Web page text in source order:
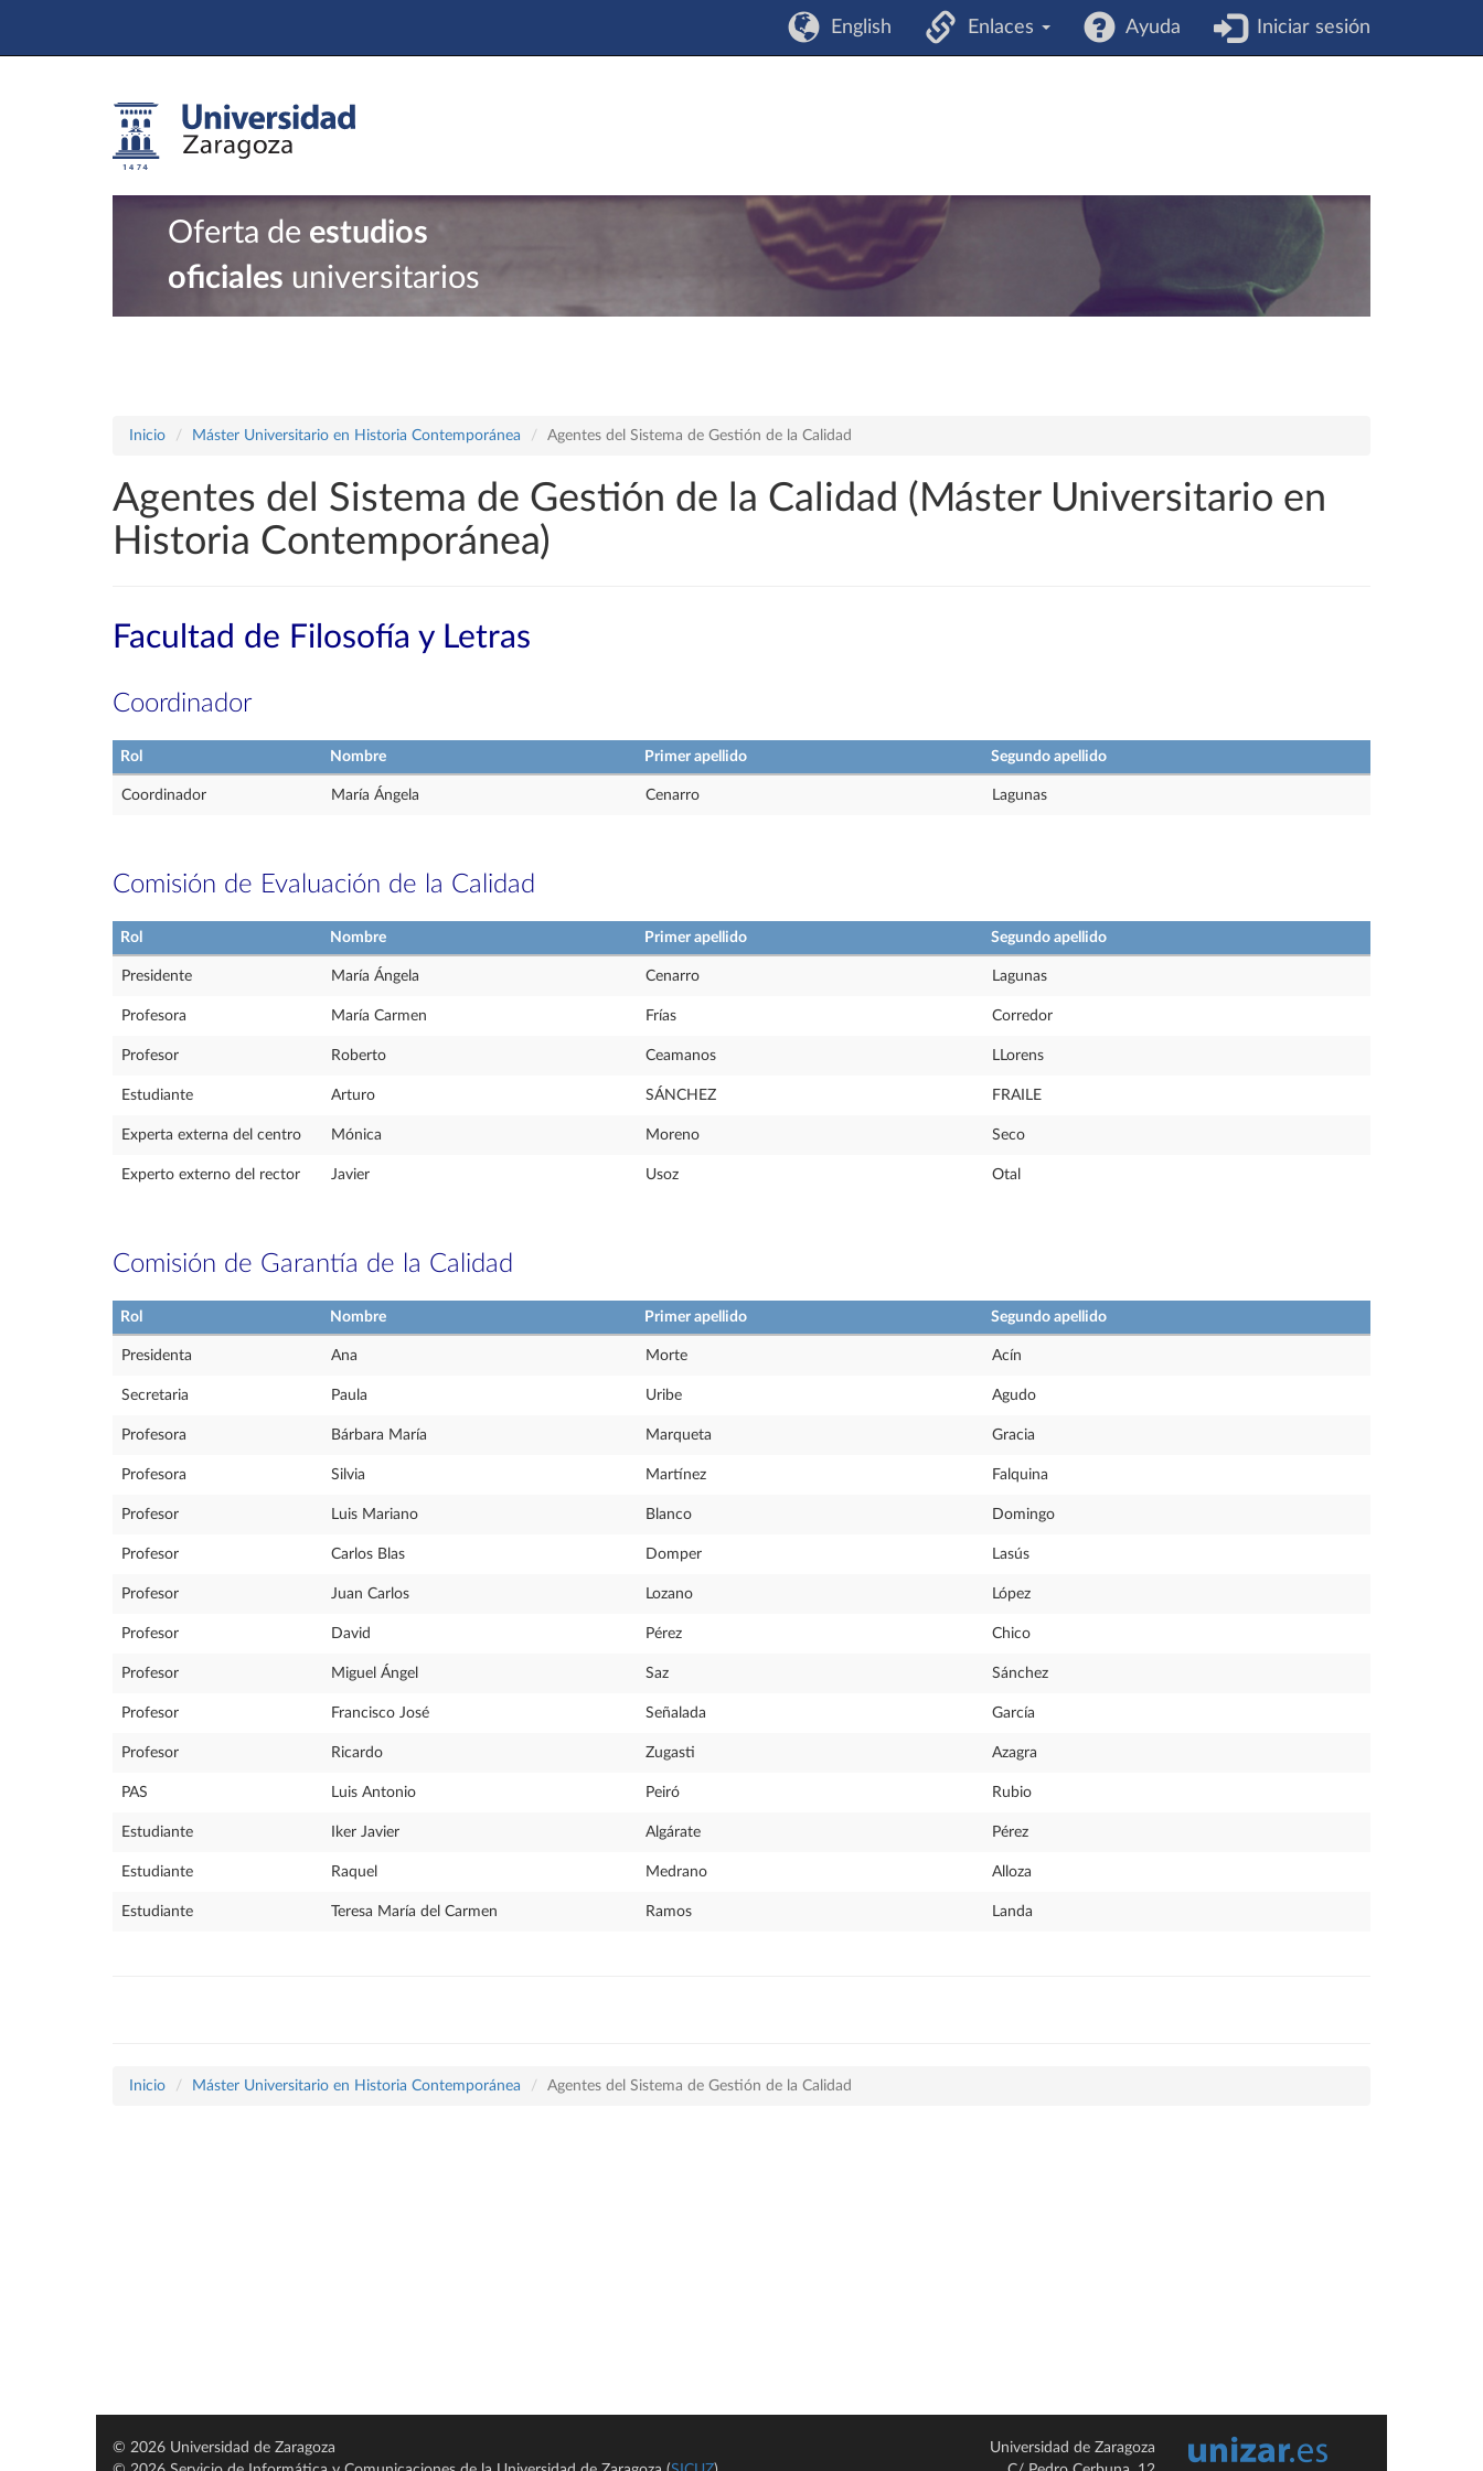
English Enlaces Ayuda Iniciar sesión
Oferta de estudios
oficiales universitarios
Inicio Máster Universitario en Historia Contemporánea Agentes del Sistema de Gestión de la Calidad
Agentes del Sistema de Gestión de la Calidad (Máster Universitario en
Historia Contemporánea)
Facultad de Filosofía y Letras
Coordinador
Rol Nombre Primer apellido Segundo apellido
Coordinador María Ángela Cenarro Lagunas
Comisión de Evaluación de la Calidad
Rol Nombre Primer apellido Segundo apellido
Presidente María Ángela Cenarro Lagunas
Profesora María Carmen Frías Corredor
Profesor Roberto Ceamanos LLorens
Estudiante Arturo SÁNCHEZ FRAILE
Experta externa del centro Mónica Moreno Seco
Experto externo del rector Javier Usoz Otal
Comisión de Garantía de la Calidad
Rol Nombre Primer apellido Segundo apellido
Presidenta Ana Morte Acín
Secretaria Paula Uribe Agudo
Profesora Bárbara María Marqueta Gracia
Profesora Silvia Martínez Falquina
Profesor Luis Mariano Blanco Domingo
Profesor Carlos Blas Domper Lasús
Profesor Juan Carlos Lozano López
Profesor David Pérez Chico
Profesor Miguel Ángel Saz Sánchez
Profesor Francisco José Señalada García
Profesor Ricardo Zugasti Azagra
PAS Luis Antonio Peiró Rubio
Estudiante Iker Javier Algárate Pérez
Estudiante Raquel Medrano Alloza
Estudiante Teresa María del Carmen Ramos Landa
Inicio Máster Universitario en Historia Contemporánea Agentes del Sistema de Gestión de la Calidad
© 2026 Universidad de Zaragoza
Universidad de Zaragoza